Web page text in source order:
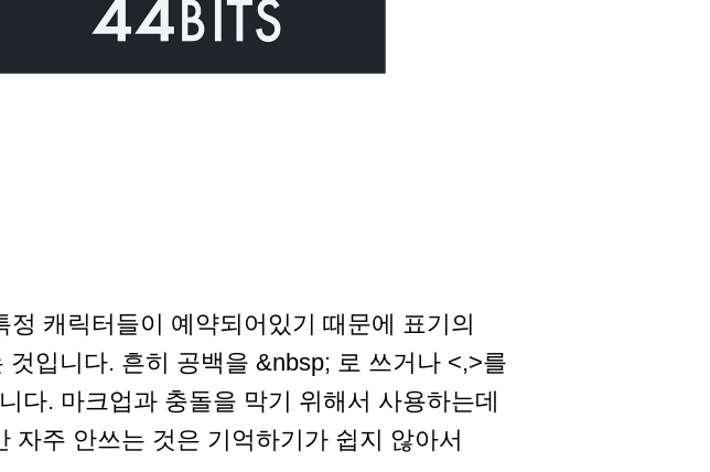
정 캐릭터들이 예약되어있기 때문에 표기의
입니다. 흔히 공백을 &nbsp; 로 쓰거나 <,>를
다. 마크업과 충돌을 막기 위해서 사용하는데
자주 안쓰는 것은 기억하기가 쉽지 않아서